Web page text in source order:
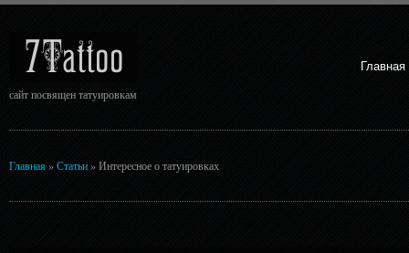
7Tattoo
сайт посвящен татуировкам
Главная
Главная»Статьи» Интересное о татуировках